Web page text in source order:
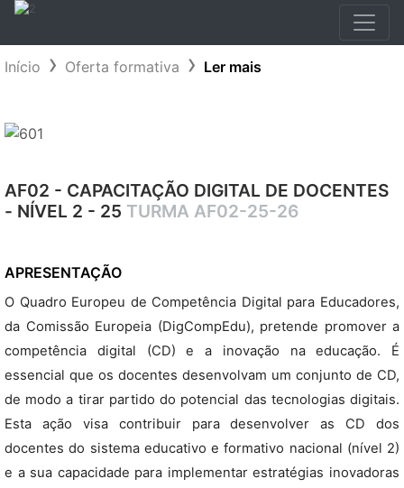
Início Oferta formativa Ler mais
AF02 - CAPACITAÇÃO DIGITAL DE DOCENTES
- NÍVEL 2 - 25 TURMA AF02-25-26
APRESENTAÇÃO
O Quadro Europeu de Competência Digital para Educadores,
da Comissão Europeia (DigCompEdu), pretende promover a
competência digital (CD) e a inovação na educação. É
essencial que os docentes desenvolvam um conjunto de CD,
de modo a tirar partido do potencial das tecnologias digitais.
Esta ação visa contribuir para desenvolver as CD dos
docentes do sistema educativo e formativo nacional (nível 2)
e a sua capacidade para implementar estratégias inovadoras